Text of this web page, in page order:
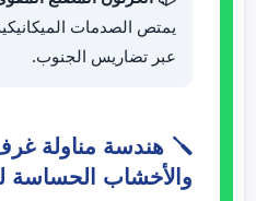
يمتص الصدمات
عبر تضاريس الجنوب.
🪛 هندسة مناولة
والأخشاب الحساسة